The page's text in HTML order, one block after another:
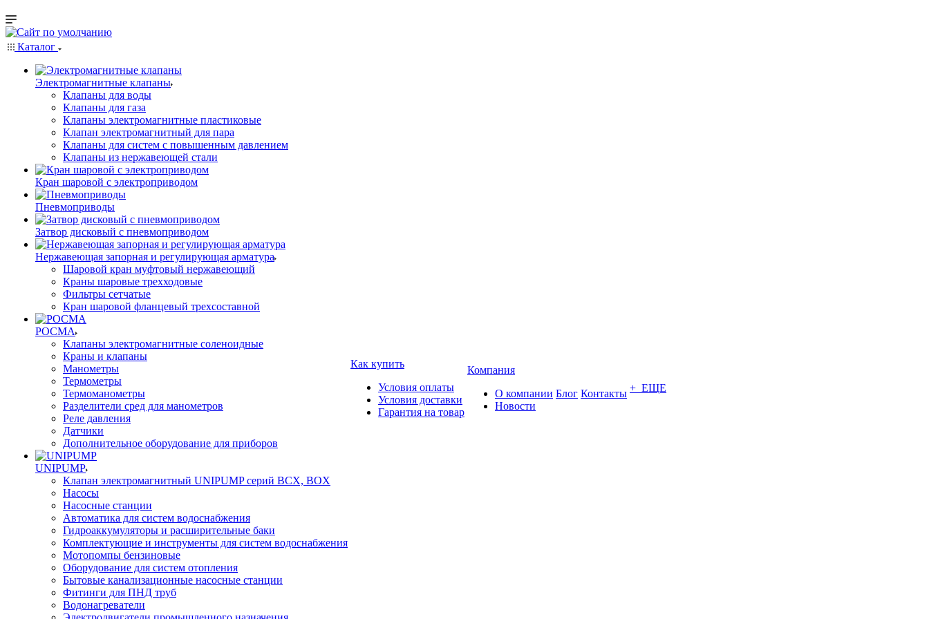
Каталог
Электромагнитные клапаны
Клапаны для воды
Клапаны для газа
Клапаны электромагнитные пластиковые
Клапан электромагнитный для пара
Клапаны для систем с повышенным давлением
Клапаны из нержавеющей стали
Кран шаровой с электроприводом
Пневмоприводы
Затвор дисковый с пневмоприводом
Нержавеющая запорная и регулирующая арматура
Шаровой кран муфтовый нержавеющий
Краны шаровые трехходовые
Фильтры сетчатые
Кран шаровой фланцевый трехсоставной
РОСМА
Клапаны электромагнитные соленоидные
Краны и клапаны
Манометры
Термометры
Термоманометры
Разделители сред для манометров
Реле давления
Датчики
Дополнительное оборудование для приборов
UNIPUMP
Клапан электромагнитный UNIPUMP серий BCX, BOX
Насосы
Насосные станции
Автоматика для систем водоснабжения
Гидроаккумуляторы и расширительные баки
Комплектующие и инструменты для систем водоснабжения
Мотопомпы бензиновые
Оборудование для систем отопления
Бытовые канализационные насосные станции
Фитинги для ПНД труб
Водонагреватели
Как купить
Условия оплаты
Условия доставки
Гарантия на товар
Компания
О компании
Новости
Блог Контакты + ЕЩЕ